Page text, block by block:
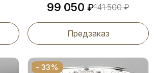
99 050 ₽141 500₽
Предзаказ
- 33%